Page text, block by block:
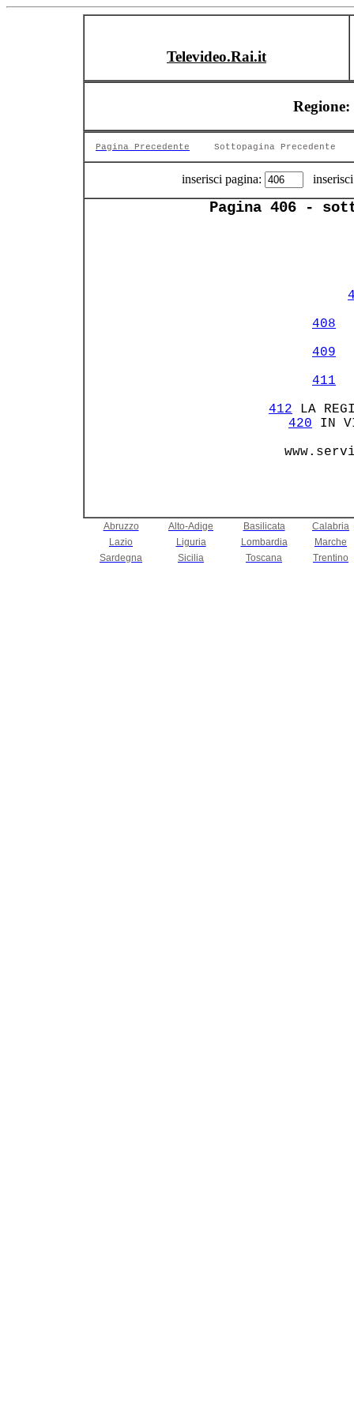
Televideo.Rai.it
Pagina Precedente Sottopagina Precedente
inserisci pagina:
Pagina 406 -
408
409
411
412 LA
420
Abruzzo Alto-Adige Basilicata
Calabria
Lazio
Liguria Lombardia
Marche
Sardegna
Sicilia Toscana Trentino